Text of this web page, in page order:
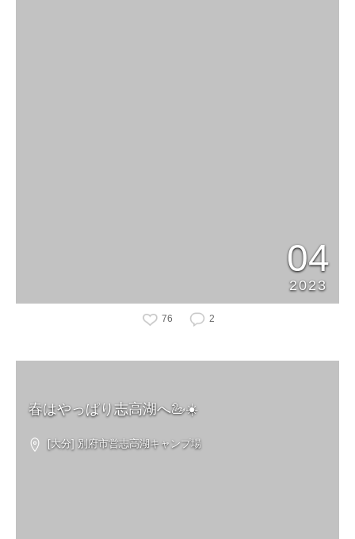
04
2023
76 2
春はやっぱり志高湖へ🦢☀️
[大分] 別府市営志高湖キャンプ場